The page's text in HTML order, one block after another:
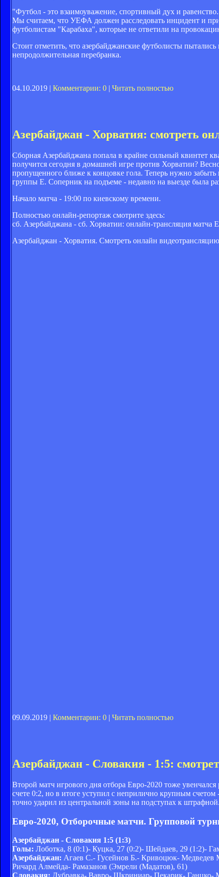
"Футбол - это взаимоуважение, спортивный дух и
Мы считаем, что УЕФА должен расследовать инцидент и
футболистам "Карабаха", которые не ответили на
Стоит отметить, что азербайджанские футболисты пытались
непродолжительная перебранка.
04.10.2019 | Комментарии: 0 | Читать полностью
Азербайджан - Хорватия: смотреть
Сборная Азербайджана попала в крайне сильный квинтет
получится сегодня в домашней игре против Хорватии?
пропущенного ближе к концовке гола. Теперь нужно забыть
группы E. Соперник на подъеме - недавно на выезде была
Начало матча - 19:00 по киевскому времени.
Полностью онлайн-репортаж смотрите здесь:
сб. Азербайджана - сб. Хорватии: онлайн-трансляция
Азербайджан - Хорватия. Смотреть онлайн видеотрансляцию
09.09.2019 | Комментарии: 0 | Читать полностью
Азербайджан - Словакия - 1:5:
Второй матч игрового дня отбора Евро-2020 тоже
счете 0:2, но в итоге уступил с неприлично крупным
точно ударил из центральной зоны на подступах к
Евро-2020, Отборочные матчи. Групповой
Азербайджан - Словакия 1:5 (1:3)
Голы: Лоботка, 8 (0:1)- Куцка, 27 (0:2)- Шейдаев, 29 (1:2)-
Азербайджан: Агаев С.- Гусейнов Б.- Кривоцюк-
Ричард Алмейда- Рамазанов (Эмрели (Мадатов), 61)